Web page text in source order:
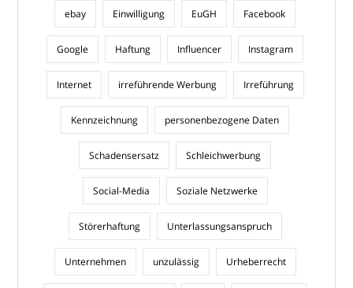
ebay Einwilligung EuGH Facebook
Google Haftung Influencer Instagram
Internet irreführende Werbung Irreführung
Kennzeichnung personenbezogene Daten
Schadensersatz Schleichwerbung
Social-Media Soziale Netzwerke
Störerhaftung Unterlassungsanspruch
Unternehmen unzulässig Urheberrecht